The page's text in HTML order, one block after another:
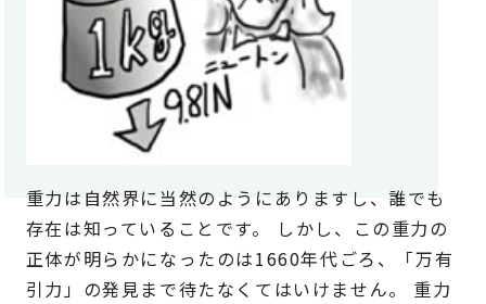
重力は自然界に当然のようにありますし、誰でも
存在は知っていることです。 しかし、この重力の
正体が明らかになったのは1660年代ごろ、「万有
引力」の発見まで待たなくてはいけません。 重力